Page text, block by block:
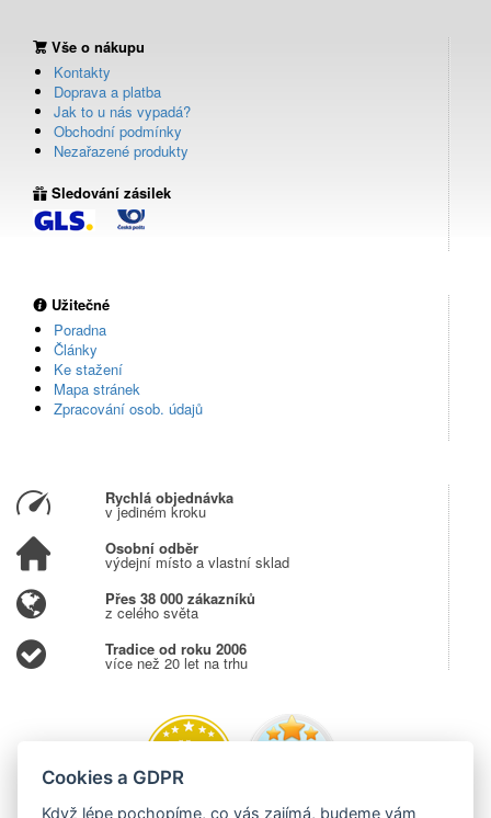
Vše o nákupu
Kontakty
Doprava a platba
Jak to u nás vypadá?
Obchodní podmínky
Nezařazené produkty
Sledování zásilek
Užitečné
Poradna
Články
Ke stažení
Mapa stránek
Zpracování osob. údajů
Rychlá objednávka
v jediném kroku
Osobní odběr
výdejní místo a vlastní sklad
Přes 38 000 zákazníků
z celého světa
Tradice od roku 2006
více než 20 let na trhu
Cookies a GDPR
Když lépe pochopíme, co vás zajímá, budeme vám